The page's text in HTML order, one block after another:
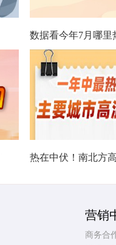
营销
商务合